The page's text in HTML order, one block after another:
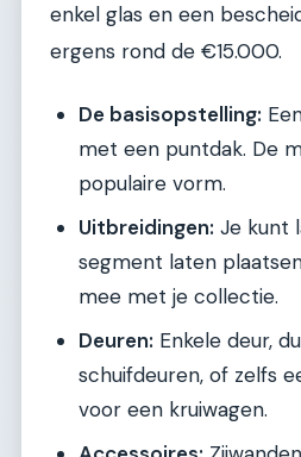
enkel glas en een
ergens rond de €15.000.
De basisopstelling:
met een puntdak. De
populaire vorm.
Uitbreidingen: Je kunt
segment laten
mee met je collectie.
Deuren: Enkele deur,
schuifdeuren, of zelfs
voor een kruiwagen.